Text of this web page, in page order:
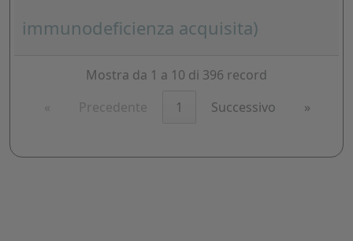
immunodeficienza acquisita)
Mostra da 1 a 10 di 396 record
«
Precedente 1 Successivo »